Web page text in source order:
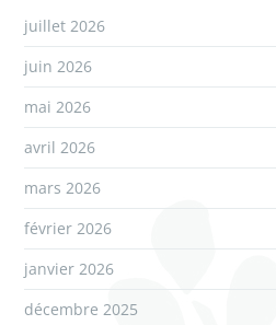
juillet 2026
juin 2026
mai 2026
avril 2026
mars 2026
février 2026
janvier 2026
décembre 2025